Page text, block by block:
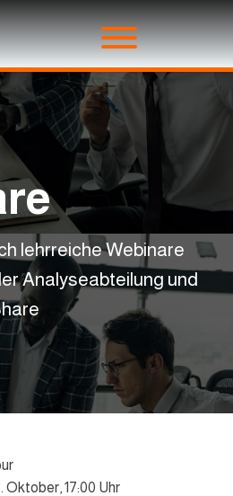
lehrreiche Webinare
Analyseabteilung und
Oktober, 17:00 Uhr